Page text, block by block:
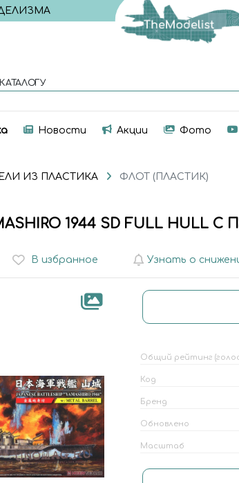
Новости Акции Фото
ИЗ ПЛАСТИКА ФЛОТ (ПЛАСТИК)
1944 SD FULL HULL
В избранное Узнать о
Общий рейтинг
Код
Бренд
Обновлено
Масштаб